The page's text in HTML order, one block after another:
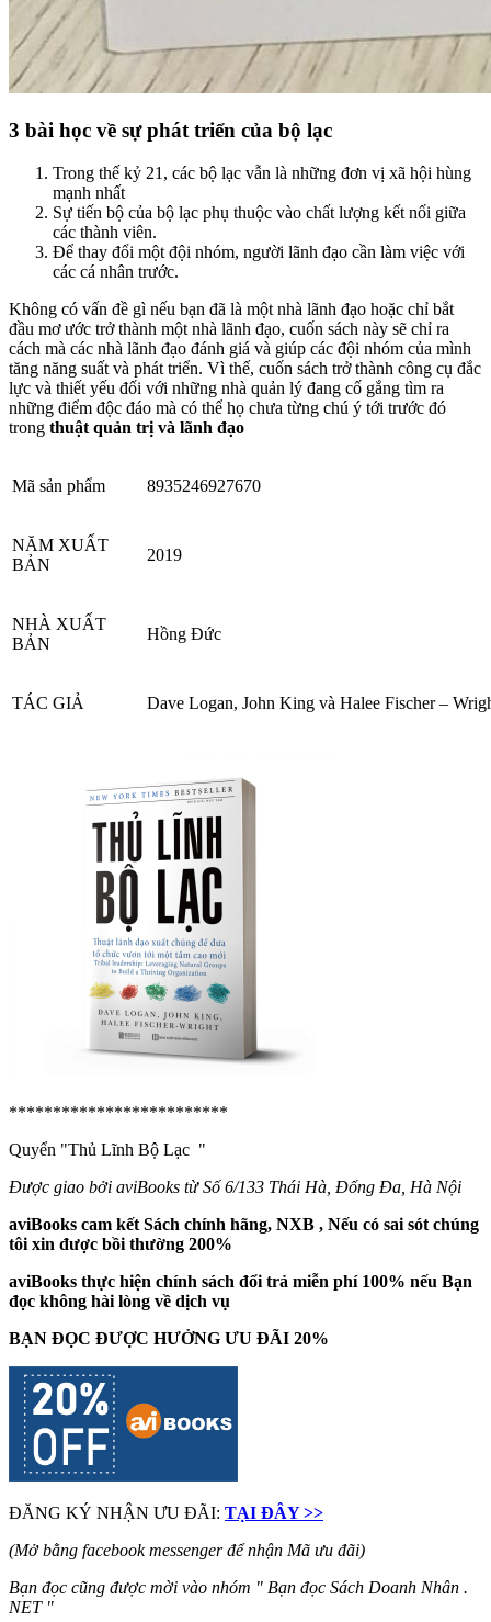
3 bài học về sự phát triển của bộ lạc
Trong thế kỷ 21, các bộ lạc vẫn là những đơn vị xã hội hùng
mạnh nhất
Sự tiến bộ của bộ lạc phụ thuộc vào chất lượng kết nối giữa
các thành viên.
Để thay đổi một đội nhóm, người lãnh đạo cần làm việc với
các cá nhân trước.
Không có vấn đề gì nếu bạn đã là một nhà lãnh đạo hoặc chỉ bắt
đầu mơ ước trở thành một nhà lãnh đạo, cuốn sách này sẽ chỉ ra
cách mà các nhà lãnh đạo đánh giá và giúp các đội nhóm của mình
tăng năng suất và phát triển. Vì thế, cuốn sách trở thành công cụ đắc
lực và thiết yếu đối với những nhà quản lý đang cố gắng tìm ra
những điểm độc đáo mà có thể họ chưa từng chú ý tới trước đó
trong thuật quản trị và lãnh đạo
Mã sản phẩm 8935246927670
NĂM XUẤT
BẢN
2019
NHÀ XUẤT
BẢN
Hồng Đức
TÁC GIẢ Dave Logan, John King và Halee Fischer –
*************************
Quyển "Thủ Lĩnh Bộ Lạc "
Được giao bởi aviBooks từ Số 6/133 Thái Hà, Đống Đa, Hà Nội
aviBooks cam kết Sách chính hãng, NXB , Nếu có sai sót chúng
tôi xin được bồi thường 200%
aviBooks thực hiện chính sách đổi trả miễn phí 100% nếu Bạn
đọc không hài lòng về dịch vụ
BẠN ĐỌC ĐƯỢC HƯỞNG ƯU ĐÃI 20%
ĐĂNG KÝ NHẬN ƯU ĐÃI: TẠI ĐÂY >>
(Mở bằng facebook messenger để nhận Mã ưu đãi)
Bạn đọc cũng được mời vào nhóm " Bạn đọc Sách Doanh Nhân .
NET "